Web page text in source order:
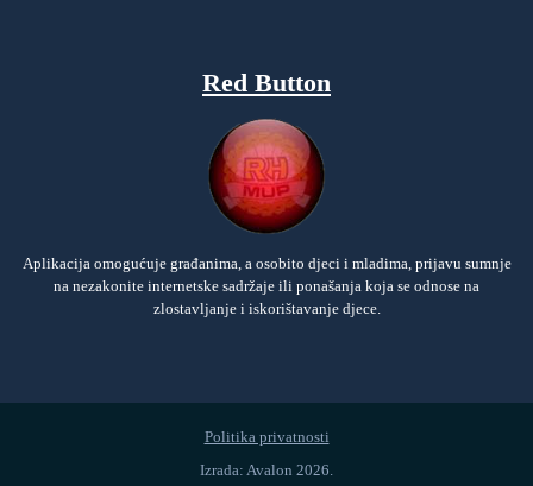
Red Button
Aplikacija omogućuje građanima, a osobito djeci i mladima, prijavu sumnje
na nezakonite internetske sadržaje ili ponašanja koja se odnose na
zlostavljanje i iskorištavanje djece.
Politika privatnosti
Izrada: Avalon 2026.